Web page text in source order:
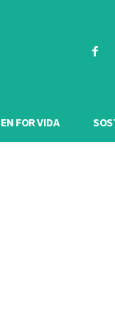
FOR VIDA